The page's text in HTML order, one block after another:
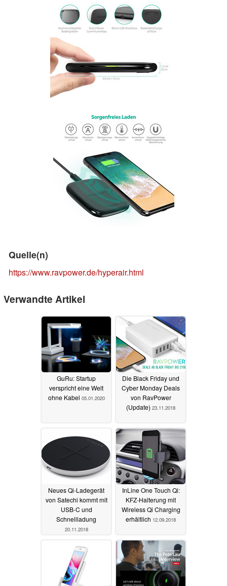
Quelle(n)
https://www.ravpower.de/hyperair.html
Verwandte Artikel
GuRu: Startup
verspricht eine Welt
ohne Kabel 05.01.2020
Die Black Friday und
Cyber Monday Deals
von RavPower
(Update) 23.11.2018
Neues Qi-Ladegerät
von Satechi kommt mit
USB-C und
Schnellladung
20.11.2018
InLine One Touch Qi:
KFZ-Halterung mit
Wireless Qi Charging
erhältlich 12.09.2018